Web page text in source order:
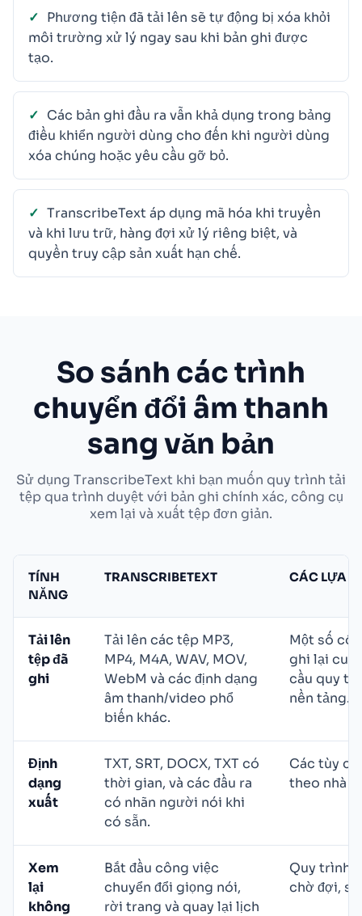
Phương tiện đã tải lên sẽ tự động bị xóa khỏi
môi trường xử lý ngay sau khi bản ghi được
tạo.
Các bản ghi đầu ra vẫn khả dụng trong bảng
điều khiển người dùng cho đến khi người dùng
xóa chúng hoặc yêu cầu gỡ bỏ.
TranscribeText áp dụng mã hóa khi truyền
và khi lưu trữ, hàng đợi xử lý riêng biệt, và
quyền truy cập sản xuất hạn chế.
So sánh các trình
chuyển đổi âm thanh
sang văn bản
Sử dụng TranscribeText khi bạn muốn quy trình tải
tệp qua trình duyệt với bản ghi chính xác, công cụ
xem lại và xuất tệp đơn giản.
TÍNH
NĂNG
TRANSCRIBETEXT CÁC LỰA
Tải lên
tệp đã
ghi
Tải lên các tệp MP3,
MP4, M4A, WAV, MOV,
WebM và các định dạng
âm thanh/video phổ
biến khác.
Một số
ghi lại
cầu quy
nền tảng.
Định
dạng
xuất
TXT, SRT, DOCX, TXT có
thời gian, và các đầu ra
có nhãn người nói khi
có sẵn.
Các tùy
theo nhà
Xem
lại
không
Bắt đầu công việc
chuyển đổi giọng nói,
rời trang và quay lại lịch
Quy trình
chờ đợi,